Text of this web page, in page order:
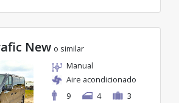
New o similar
Manual
Aire acondicionado
9
4 3